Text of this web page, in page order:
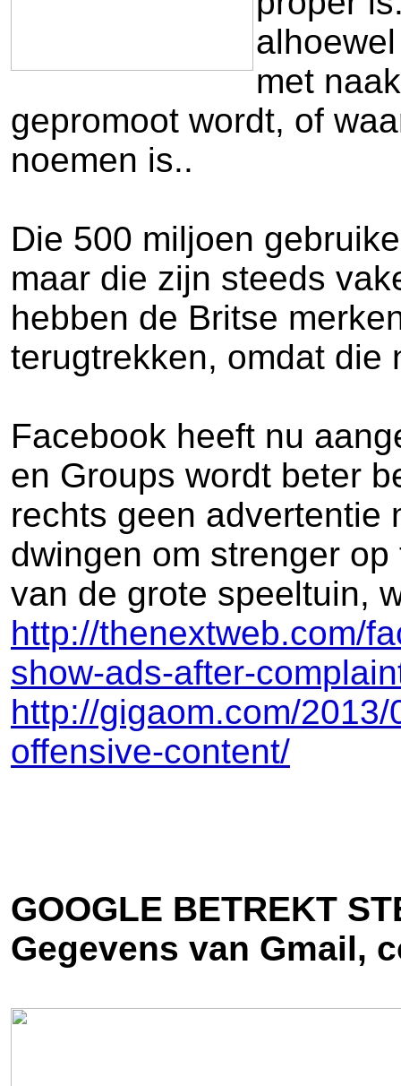
met
gepromoot wordt, of
noemen is..
Die 500 miljoen
maar die zijn steeds
hebben de Britse
terugtrekken, omdat die
Facebook heeft nu
en Groups wordt beter
rechts geen
dwingen om strenger
van de grote speeltuin,
http://thenextweb.com/
show-ads-after-
http://gigaom.com/
offensive-content/
GOOGLE BETREKT
Gegevens van Gmail,